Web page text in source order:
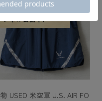
USED 米空軍 U.S. AIR FO